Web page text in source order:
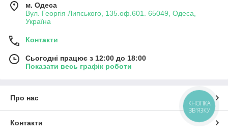
м. Одеса
Вул. Георгія Липського, 135.оф.601. 65049, Одеса,
Україна
Контакти
Сьогодні працює з 12:00 до 18:00
Показати весь графік роботи
Про нас
Контакти
КНОПКА
ЗВ'ЯЗКУ